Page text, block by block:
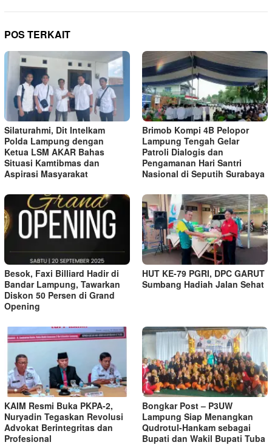
POS TERKAIT
Silaturahmi, Dit Intelkam
Polda Lampung dengan
Ketua LSM AKAR Bahas
Situasi Kamtibmas dan
Aspirasi Masyarakat
Brimob Kompi 4B Pelopor
Lampung Tengah Gelar
Patroli Dialogis dan
Pengamanan Hari Santri
Nasional di Seputih Surabaya
Besok, Faxi Billiard Hadir di
Bandar Lampung, Tawarkan
Diskon 50 Persen di Grand
Opening
HUT KE-79 PGRI, DPC GARUT
Sumbang Hadiah Jalan Sehat
KAIM Resmi Buka PKPA-2,
Nuryadin Tegaskan Revolusi
Advokat Berintegritas dan
Profesional
Bongkar Post – P3UW
Lampung Siap Menangkan
Qudrotul-Hankam sebagai
Bupati dan Wakil Bupati Tuba